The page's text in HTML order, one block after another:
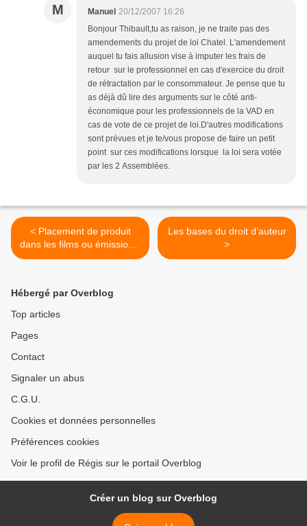
M Manuel 20/12/2007 16:26
Bonjour Thibault,tu as raison, je ne traite pas des
amendements du projet de loi Chatel. L'amendement
auquel tu fais allusion vise à imputer les frais de
retour sur le professionnel en cas d'exercice du droit
de rétractation par le consommateur. Je pense que tu
as déjà dû lire des arguments sur le côté anti-
économique pour les professionnels de la VAD en
cas de vote de ce projet de loi.D'autres modifications
sont prévues et je te/vous propose de faire un petit
point sur ces modifications lorsque la loi sera votée
par les 2 Assemblées.
< Placement de produit
dans les films ou émissions,
vers une évolution ?
Les bases du droit d’auteur
>
Hébergé par Overblog
Top articles
Pages
Contact
Signaler un abus
C.G.U.
Cookies et données personnelles
Préférences cookies
Voir le profil de Régis sur le portail Overblog
Créer un blog sur Overblog